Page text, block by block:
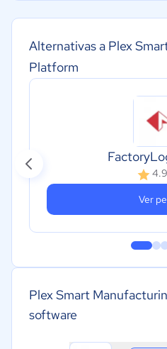
Alternativas a Plex
Platform
Ver
Plex Smart
software